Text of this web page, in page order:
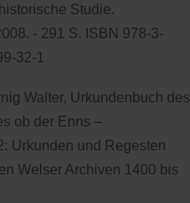
Studie.
- 291 S. ISBN 978-3-
32-1
Walter, Urkundenbuch des
ob der Enns –
Urkunden und Regesten
Welser Archiven 1400 bis